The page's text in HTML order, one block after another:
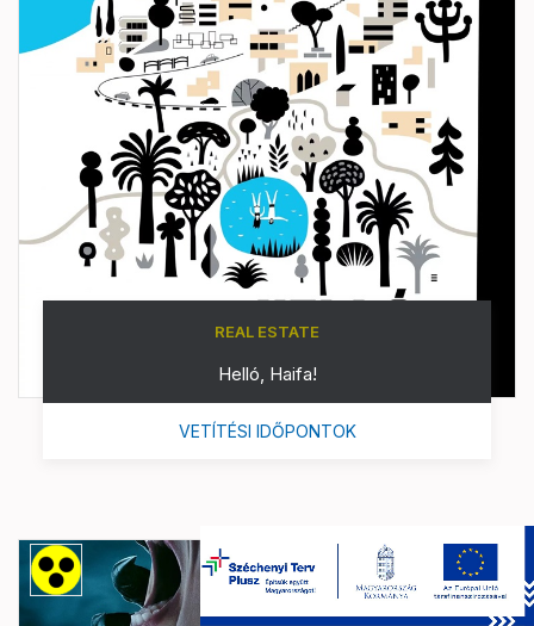
REAL ESTATE
Helló, Haifa!
VETÍTÉSI IDŐPONTOK